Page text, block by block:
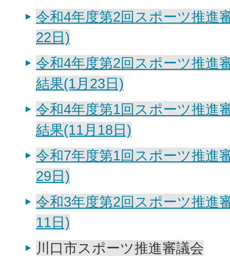
令和4年度第2回スポーツ推進
22日)
令和4年度第2回スポーツ推進
結果(1月23日)
令和4年度第1回スポーツ推進
結果(11月18日)
令和7年度第1回スポーツ推進
29日)
令和3年度第2回スポーツ推進
11日)
川口市スポーツ推進審議会